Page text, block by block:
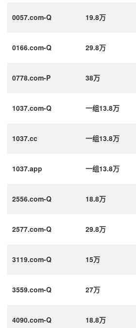
0057.com-Q 19.8万
0166.com-Q 29.8万
0778.com-P 38万
1037.com-Q 一组13.8万
1037.cc 一组13.8万
1037.app 一组13.8万
2556.com-Q 18.8万
2577.com-Q 29.8万
3119.com-Q 15万
3559.com-Q 27万
4090.com-Q 18.8万